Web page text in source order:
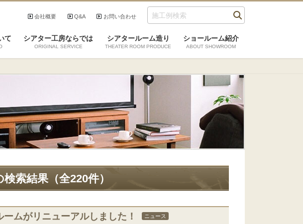
お問い合わせ
Q&A
会社概要
て シアター工房ならでは
ORIGINAL SERVICE
シアタールーム造り
THEATER ROOM PRODUCE
ショールーム紹介
ABOUT SHOWROOM
索結果（全220件）
ムがリニューアルしました！ ニュース